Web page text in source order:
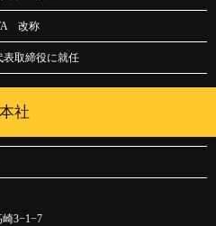
改称
取締役に就任
本社
3−1−7